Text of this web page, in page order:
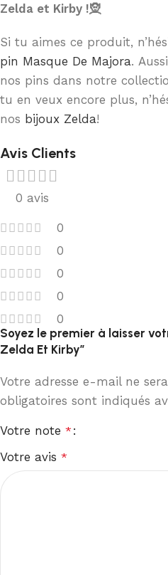
Zelda et Kirby !🧝
Si tu aimes ce produit,
pin Masque De Majora.
nos pins dans notre
tu en veux encore plus,
nos bijoux Zelda!
Avis Clients
0 avis
0
0
0
0
0
Soyez le premier à laisser
Zelda Et Kirby”
Votre adresse e-mail ne
obligatoires sont indiqués
Votre note *
Votre avis *